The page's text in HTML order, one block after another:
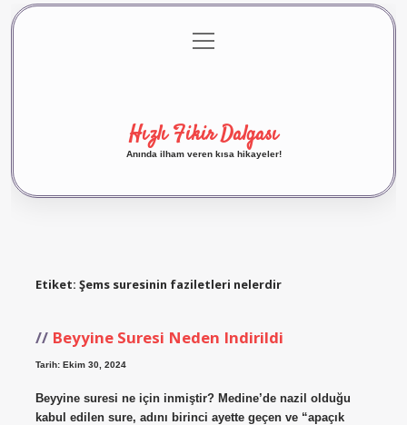
Gizlilik Politikası
menüyü
aç
Hızlı Fikir Dalgası
Anında ilham veren kısa hikayeler!
Etiket: Şems suresinin faziletleri nelerdir
Beyyine Suresi Neden Indirildi
Tarih: Ekim 30, 2024
Beyyine suresi ne için inmiştir? Medine’de nazil olduğu
kabul edilen sure, adını birinci ayette geçen ve “apaçık